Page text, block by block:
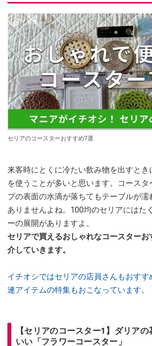
セリアのコースターおすすめ7選
来客時にとくに冷たい飲み物を出すとき
を使うことが多いと思います。コースタ
プの表面の水滴が落ちてもテーブルが濡
ありませんよね。100均のセリアにはた
ーの展開がありますよ。
セリアで買えるおしゃれなコースター
介していきます。
イチオシではセリアの店員さんもおすす
連アイテムの特集もおこなっています。
【セリアのコースター1】ダリア
いい「フラワーコースター」